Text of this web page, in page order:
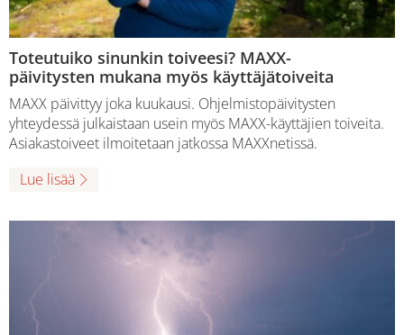
Toteutuiko sinunkin toiveesi? MAXX-
päivitysten mukana myös käyttäjätoiveita
MAXX päivittyy joka kuukausi. Ohjelmistopäivitysten
yhteydessä julkaistaan usein myös MAXX-käyttäjien toiveita.
Asiakastoiveet ilmoitetaan jatkossa MAXXnetissä.
Lue lisää